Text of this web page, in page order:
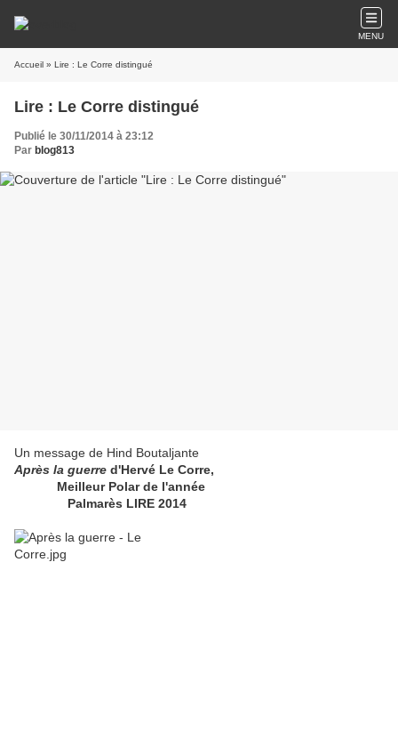
MENU
Accueil » Lire : Le Corre distingué
Lire : Le Corre distingué
Publié le 30/11/2014 à 23:12
Par blog813
Un message de Hind Boutaljante
Après la guerre d'Hervé Le Corre,
Meilleur Polar de l'année
Palmarès LIRE 2014